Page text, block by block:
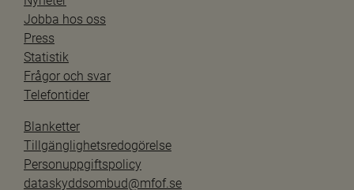
Jobba hos oss
Press
Statistik
Frågor och svar
Telefontider
Blanketter
Tillgänglighetsredogörelse
Personuppgiftspolicy
dataskyddsombud@mfof.se